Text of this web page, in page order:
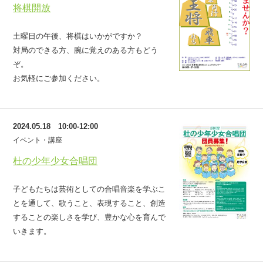
将棋開放
土曜日の午後、将棋はいかがですか？
対局のできる方、腕に覚えのある方もどう
ぞ。
お気軽にご参加ください。
杜の少年少女合唱団
2024.05.18 10:00-12:00
イベント・講座
子どもたちは芸術としての合唱音楽を学ぶこ
とを通して、歌うこと、表現すること、創造
することの楽しさを学び、豊かな心を育んで
いきます。